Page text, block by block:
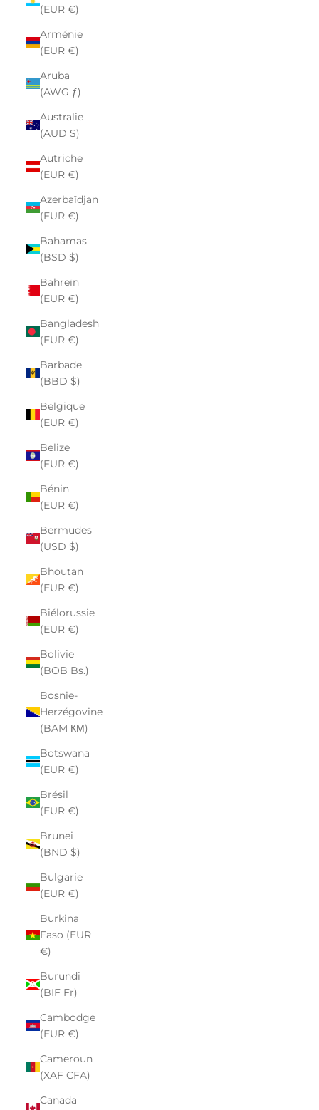
(EUR €)
Arménie
(EUR €)
Aruba
(AWG ƒ)
Australie
(AUD $)
Autriche
(EUR €)
Azerbaïdjan
(EUR €)
Bahamas
(BSD $)
Bahreïn
(EUR €)
Bangladesh
(EUR €)
Barbade
(BBD $)
Belgique
(EUR €)
Belize
(EUR €)
Bénin
(EUR €)
Bermudes
(USD $)
Bhoutan
(EUR €)
Biélorussie
(EUR €)
Bolivie
(BOB Bs.)
Bosnie-
Herzégovine
(BAM КМ)
Botswana
(EUR €)
Brésil
(EUR €)
Brunei
(BND $)
Bulgarie
(EUR €)
Burkina
Faso (EUR
€)
Burundi
(BIF Fr)
Cambodge
(EUR €)
Cameroun
(XAF CFA)
Canada